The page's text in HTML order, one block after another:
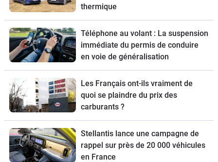
thermique
Téléphone au volant : La suspension
immédiate du permis de conduire
en voie de généralisation
Les Français ont-ils vraiment de
quoi se plaindre du prix des
carburants ?
Stellantis lance une campagne de
rappel sur près de 20 000 véhicules
en France